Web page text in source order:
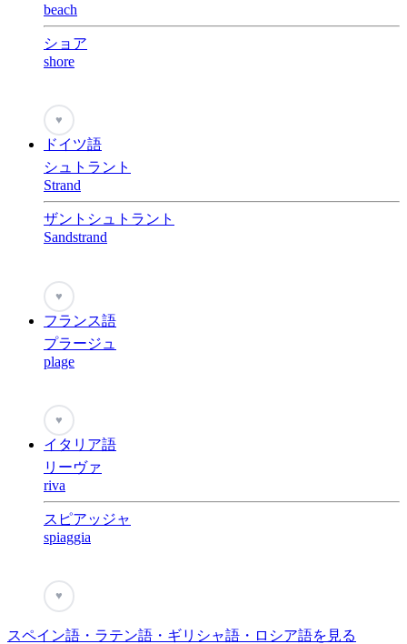
beach
ショア
shore
♥
ドイツ語
シュトラント
Strand
ザントシュトラント
Sandstrand
♥
フランス語
プラージュ
plage
♥
イタリア語
リーヴァ
riva
スピアッジャ
spiaggia
♥
スペイン語・ラテン語・ギリシャ語・ロシア語を見る